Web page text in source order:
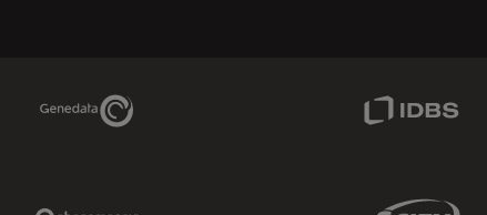
Genedata Link
Sciex Link